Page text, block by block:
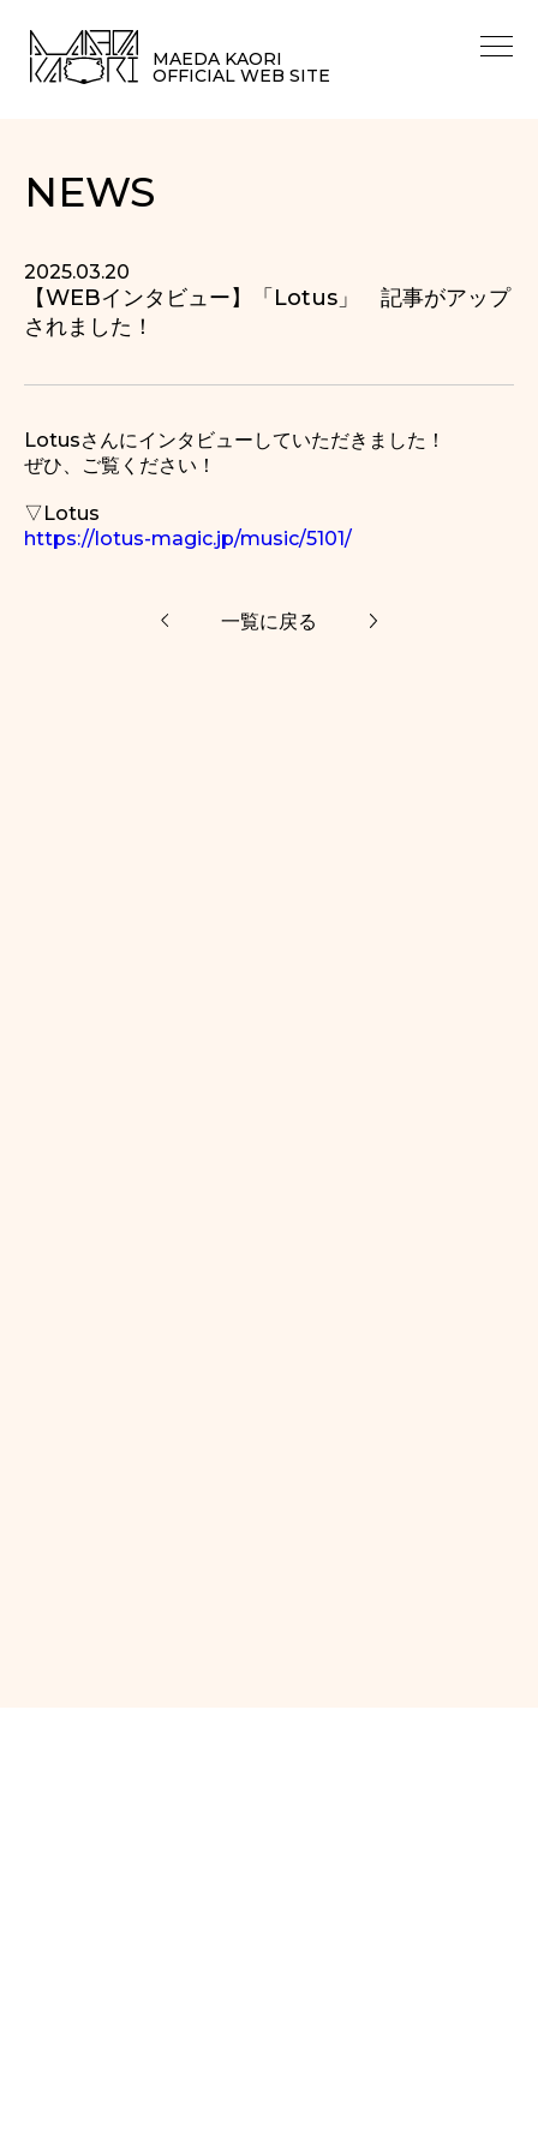
MAEDA KAORI
OFFICIAL WEB SITE
NEWS
2025.03.20
【WEBインタビュー】「Lotus」 記事がアップ
されました！
Lotusさんにインタビューしていただきました！
ぜひ、ご覧ください！
▽Lotus
https://lotus-magic.jp/music/5101/
一覧に戻る